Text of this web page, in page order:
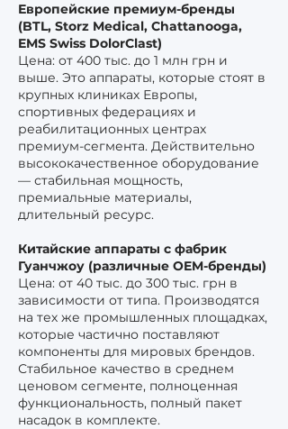
Европейские премиум-бренды
(BTL, Storz Medical, Chattanooga,
EMS Swiss DolorClast)
Цена: от 400 тыс. до 1 млн грн и
выше. Это аппараты, которые стоят в
крупных клиниках Европы,
спортивных федерациях и
реабилитационных центрах
премиум-сегмента. Действительно
высококачественное оборудование
— стабильная мощность,
премиальные материалы,
длительный ресурс.
Китайские аппараты с фабрик
Гуанчжоу (различные OEM-бренды)
Цена: от 40 тыс. до 300 тыс. грн в
зависимости от типа. Производятся
на тех же промышленных площадках,
которые частично поставляют
компоненты для мировых брендов.
Стабильное качество в среднем
ценовом сегменте, полноценная
функциональность, полный пакет
насадок в комплекте.